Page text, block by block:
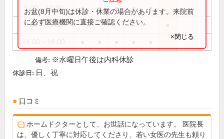
9:00～12:30 ● ● ● ● ●
9:00～13:00
お盆(8月中旬)は休診・休業の場合があります。来院前
に必ず医療機関に直接ご確認ください。
×閉じる
備考: ※水曜日午後は内科休診
休診日: 日、祝
口コミ
ホームドクターとして、お世話になっています。 医院長
は、優しく丁寧に対応してくださり、若い女医の先生も頼り